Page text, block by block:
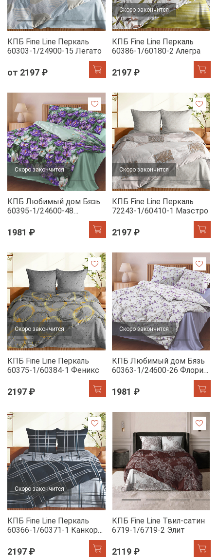
КПБ Fine Line Перкаль
60303-1/24900-15 Легато
от 2197 ₽
Скоро закончится
КПБ Fine Line Перкаль
60386-1/60180-2 Алегра
2197 ₽
Скоро закончится
КПБ Любимый дом Бязь
60395-1/24600-48
1981 ₽
Скоро закончится
КПБ Fine Line Перкаль
72243-1/60410-1 Маэстро
2197 ₽
Скоро закончится
КПБ Fine Line Перкаль
60375-1/60384-1 Феникс
2197 ₽
Скоро закончится
КПБ Любимый дом Бязь
60363-1/24600-26 Флория
1981 ₽
Скоро закончится
КПБ Fine Line Перкаль
60366-1/60371-1 Канкор
2197 ₽
КПБ Fine Line Твил-сатин
6719-1/6719-2 Элит
2119 ₽